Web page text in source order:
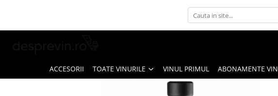
Toate Vinurile
Crama LILIAC
Crama RASOVA
ACCESORII TOATE VINURILE VINUL PRIMUL ABONAMENTE VIN